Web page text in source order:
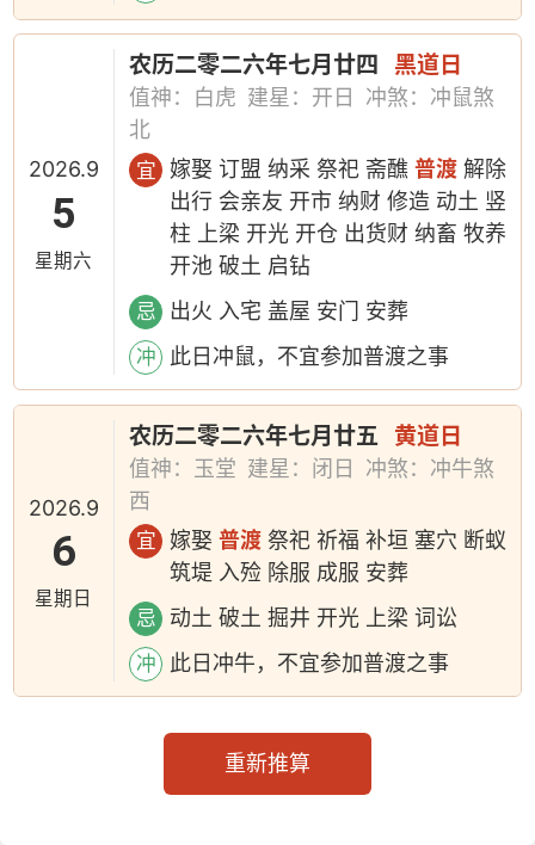
2026.9
5
星期六
农历二零二六年七月廿四 黑道日
值神：白虎 建星：开日
冲煞：冲鼠煞
北
宜 嫁娶 订盟 纳采 祭祀 斋醮普渡 解除
出行 会亲友 开市 纳财 修造 动土 竖
柱 上梁 开光 开仓 出货财 纳畜 牧养
开池 破土 启钻
忌 出火 入宅 盖屋 安门 安葬
冲 此日冲鼠，不宜参加普渡之事
2026.9
6
星期日
农历二零二六年七月廿五 黄道日
值神：玉堂 建星：闭日
冲煞：冲牛煞
西
宜 嫁娶普渡 祭祀 祈福 补垣 塞穴 断蚁
筑堤 入殓 除服 成服 安葬
忌 动土 破土 掘井 开光 上梁 词讼
冲 此日冲牛，不宜参加普渡之事
重新推算